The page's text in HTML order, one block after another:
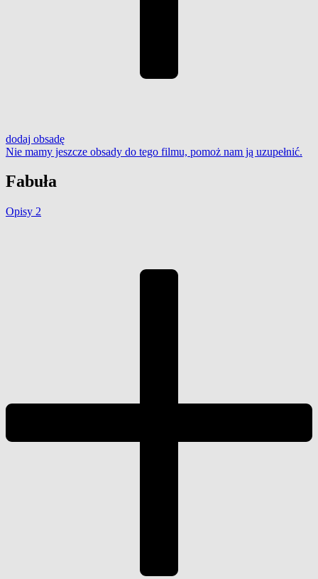
dodaj obsadę
Nie mamy jeszcze obsady do tego filmu, pomoż nam ją uzupełnić.
Fabuła
Opisy 2